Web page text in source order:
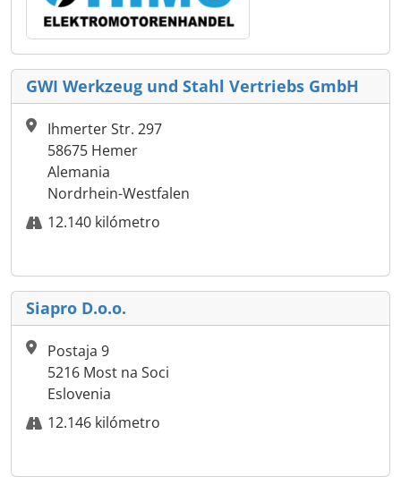
GWI Werkzeug und Stahl Vertriebs GmbH
Ihmerter Str. 297
58675 Hemer
Alemania
Nordrhein-Westfalen
12.140 kilómetro
Siapro D.o.o.
Postaja 9
5216 Most na Soci
Eslovenia
12.146 kilómetro